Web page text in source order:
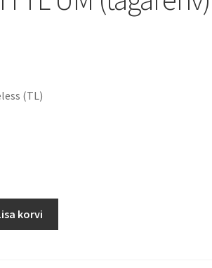
(TL)
korvi